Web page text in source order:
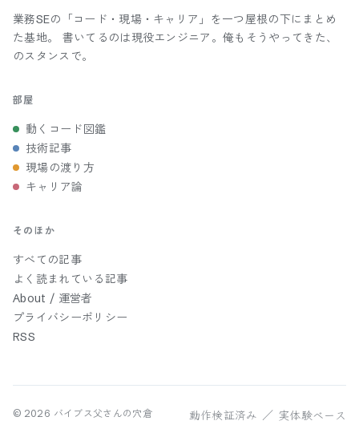
業務SEの「コード・現場・キャリア」を一つ屋根の下にまとめ
た基地。 書いてるのは現役エンジニア。俺もそうやってきた、
のスタンスで。
部屋
動くコード図鑑
技術記事
現場の渡り方
キャリア論
そのほか
すべての記事
よく読まれている記事
About / 運営者
プライバシーポリシー
RSS
© 2026 バイブス父さんの穴倉 動作検証済み ／ 実体験ベース